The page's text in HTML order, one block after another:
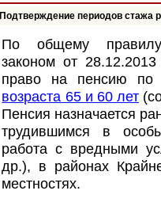
Подтверждение периодов стажа
По общему
законом от
право на пенсию
возраста 65 и 60 лет
Пенсия назначается
трудившимся в
работа с вредными
др.), в районах
местностях.